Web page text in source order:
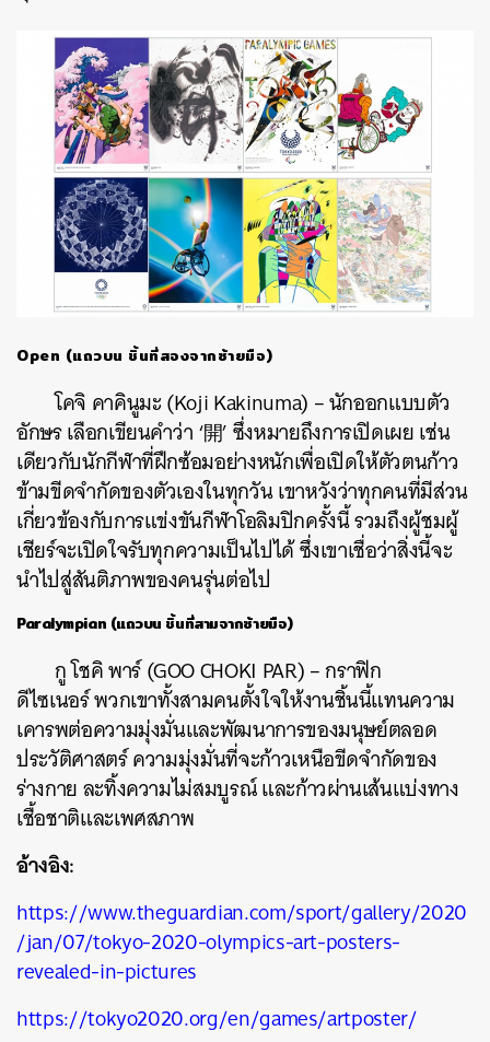
Open (แถวบน ชิ้นที่สองจากซ้ายมือ)
โคจิ คาคินูมะ (Koji Kakinuma) – นักออกแบบตัว
อักษรเลือกเขียนคำว่า‘開’ ซึ่งหมายถึงการเปิดเผย เช่น
เดียวกับนักกีฬาที่ฝึกซ้อมอย่างหนักเพื่อเปิดให้ตัวตนก้าว
ข้ามขีดจำกัดของตัวเองในทุกวัน เขาหวังว่าทุกคนที่มีส่วน
เกี่ยวข้องกับการแข่งขันกีฬาโอลิมปิกครั้งนี้ รวมถึงผู้ชมผู้
เชียร์จะเปิดใจรับทุกความเป็นไปได้ ซึ่งเขาเชื่อว่าสิ่งนี้จะ
นำไปสู่สันติภาพของคนรุ่นต่อไป
Paralympian (แถวบน ชิ้นที่สามจากซ้ายมือ)
กู โชคิ พาร์ (GOO CHOKI PAR) – กราฟิก
ดีไซเนอร์พวกเขาทั้งสามคนตั้งใจให้งานชิ้นนี้แทนความ
เคารพต่อความมุ่งมั่นและพัฒนาการของมนุษย์ตลอด
ประวัติศาสตร์ ความมุ่งมั่นที่จะก้าวเหนือขีดจำกัดของ
ร่างกาย ละทิ้งความไม่สมบูรณ์ และก้าวผ่านเส้นแบ่งทาง
เชื้อชาติและเพศสภาพ
อ้างอิง:
https://www.theguardian.com/sport/gallery/2020
/jan/07/tokyo-2020-olympics-art-posters-
revealed-in-pictures
https://tokyo2020.org/en/games/artposter/
ค้นหา
SHARE TWEET LINE EMAIL